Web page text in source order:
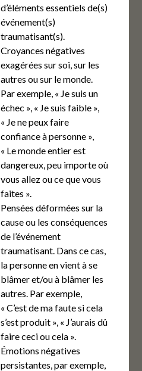
d’éléments essentiels de(s)
événement(s)
traumatisant(s).
Croyances négatives
exagérées sur soi, sur les
autres ou sur le monde.
Par exemple, « Je suis un
échec », « Je suis faible »,
« Je ne peux faire
confiance à personne »,
« Le monde entier est
dangereux, peu importe où
vous allez ou ce que vous
faites ».
Pensées déformées sur la
cause ou les conséquences
de l’événement
traumatisant. Dans ce cas,
la personne en vient à se
blâmer et/ou à blâmer les
autres. Par exemple,
« C’est de ma faute si cela
s’est produit », « J’aurais dû
faire ceci ou cela ».
Émotions négatives
persistantes, par exemple,